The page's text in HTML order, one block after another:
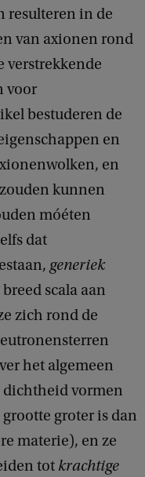
resulteren in de
van axionen rond
verstrekkende
voor
bestuderen de
en
en
kunnen
móéten
dat
generiek
scala aan
zich rond de
het algemeen
vormen
groter is dan
materie), en ze
tot krachtige